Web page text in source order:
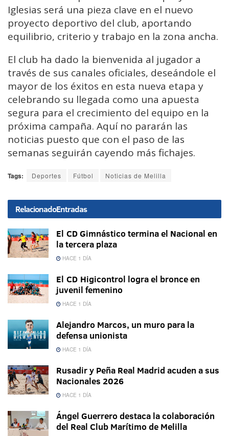
Iglesias será una pieza clave en el nuevo
proyecto deportivo del club, aportando
equilibrio, criterio y trabajo en la zona ancha.
El club ha dado la bienvenida al jugador a
través de sus canales oficiales, deseándole el
mayor de los éxitos en esta nueva etapa y
celebrando su llegada como una apuesta
segura para el crecimiento del equipo en la
próxima campaña. Aquí no pararán las
noticias puesto que con el paso de las
semanas seguirán cayendo más fichajes.
Tags: Deportes Fútbol Noticias de Melilla
RelacionadoEntradas
El CD Gimnástico termina el Nacional en
la tercera plaza
HACE 1 DÍA
El CD Higicontrol logra el bronce en
juvenil femenino
HACE 1 DÍA
Alejandro Marcos, un muro para la
defensa unionista
HACE 1 DÍA
Rusadir y Peña Real Madrid acuden a sus
Nacionales 2026
HACE 1 DÍA
Ángel Guerrero destaca la colaboración
del Real Club Marítimo de Melilla